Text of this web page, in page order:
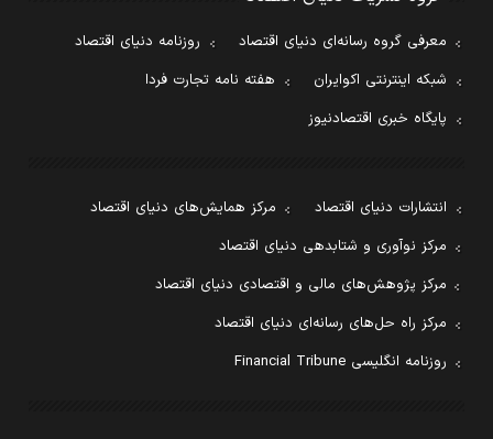
معرفی گروه رسانه‌ای دنیای اقتصاد
روزنامه دنیای اقتصاد
شبکه اینترنتی اکوایران
هفته نامه تجارت فردا
پایگاه خبری اقتصادنیوز
انتشارات دنیای اقتصاد
مرکز همایش‌های دنیای اقتصاد
مرکز نوآوری و شتابدهی دنیای اقتصاد
مرکز پژوهش‌های مالی و اقتصادی دنیای اقتصاد
مرکز راه حل‌های رسانه‌ای دنیای اقتصاد
روزنامه انگلیسی Financial Tribune